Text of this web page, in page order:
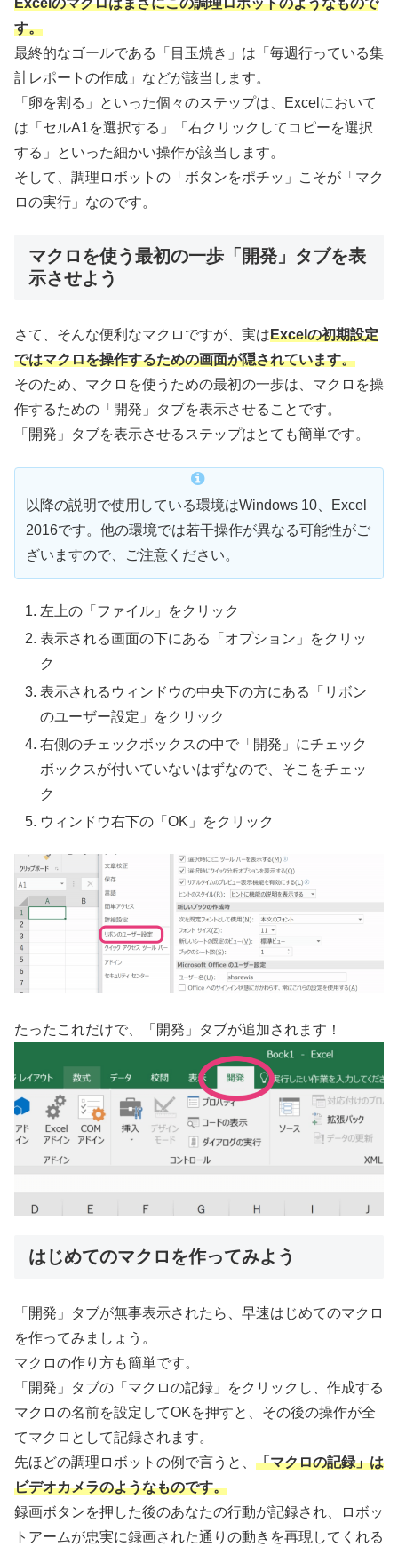
す。
最終的なゴールである「目玉焼き」は「毎週行っている集
計レポートの作成」などが該当します。
「卵を割る」といった個々のステップは、Excelにおいて
は「セルA1を選択する」「右クリックしてコピーを選択
する」といった細かい操作が該当します。
そして、調理ロボットの「ボタンをポチッ」こそが「マク
ロの実行」なのです。
マクロを使う最初の一歩「開発」タブを表
示させよう
さて、そんな便利なマクロですが、実はExcelの初期設定
ではマクロを操作するための画面が隠されています。
そのため、マクロを使うための最初の一歩は、マクロを操
作するための「開発」タブを表示させることです。
「開発」タブを表示させるステップはとても簡単です。
以降の説明で使用している環境はWindows 10、Excel
2016です。他の環境では若干操作が異なる可能性がご
ざいますので、ご注意ください。
左上の「ファイル」をクリック
表示される画面の下にある「オプション」をクリッ
ク
表示されるウィンドウの中央下の方にある「リボン
のユーザー設定」をクリック
右側のチェックボックスの中で「開発」にチェック
ボックスが付いていないはずなので、そこをチェッ
ク
ウィンドウ右下の「OK」をクリック
たったこれだけで、「開発」タブが追加されます！
はじめてのマクロを作ってみよう
「開発」タブが無事表示されたら、早速はじめてのマクロ
を作ってみましょう。
マクロの作り方も簡単です。
「開発」タブの「マクロの記録」をクリックし、作成する
マクロの名前を設定してOKを押すと、その後の操作が全
てマクロとして記録されます。
先ほどの調理ロボットの例で言うと、 「マクロの記録」は
ビデオカメラのようなものです。
録画ボタンを押した後のあなたの行動が記録され、ロボッ
トアームが忠実に録画された通りの動きを再現してくれる